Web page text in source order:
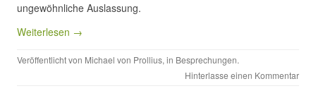
ungewöhnliche Auslassung.
Weiterlesen →
Veröffentlicht von Michael von Prollius, in Besprechungen.
Hinterlasse einen Kommentar